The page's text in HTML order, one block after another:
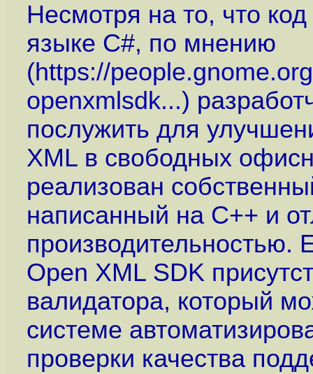
Несмотря на то, что
языке C#, по мнению
(https://
openxmlsdk...)
послужить для
XML в свободных
реализован
написанный на C++ и
производительностью.
Open XML SDK
валидатора, который
системе
проверки качества